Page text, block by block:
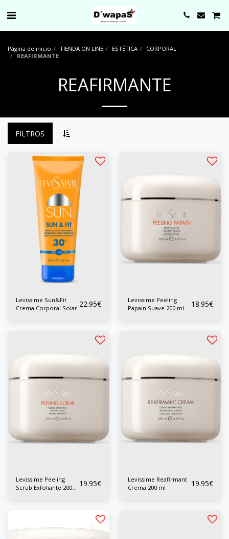
Página de inicio TIENDA ON LINE ESTÉTICA
CORPORAL
REAFIRMANTE
REAFIRMANTE
FILTROS
Levissime Sun&Fit
Crema Corporal Solar 22.95€
Levissime Peeling
Papain Suave 200 ml
18.95€
Levissime Peeling
Scrub Exfoliante 200
19.95€
Levissime Reafirmant
Crema 200 ml
19.95€